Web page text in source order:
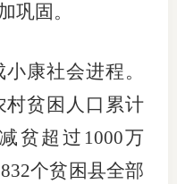
巩固。
康社会进程。
村贫困人口累计
贫超过1000万
个贫困县全部